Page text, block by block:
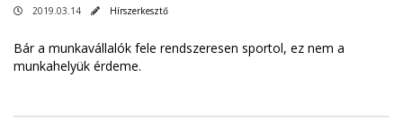
2019.03.14 Hírszerkesztő
Bár a munkavállalók fele rendszeresen sportol, ez nem a
munkahelyük érdeme.